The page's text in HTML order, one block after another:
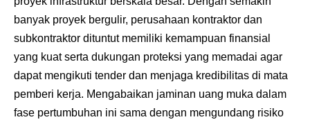
banyak proyek bergulir, perusahaan kontraktor dan
subkontraktor dituntut memiliki kemampuan finansial
yang kuat serta dukungan proteksi yang memadai agar
dapat mengikuti tender dan menjaga kredibilitas di mata
pemberi kerja. Mengabaikan jaminan uang muka dalam
fase pertumbuhan ini sama dengan mengundang risiko